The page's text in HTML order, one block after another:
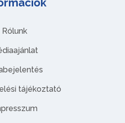
Rólunk
tájékoztató